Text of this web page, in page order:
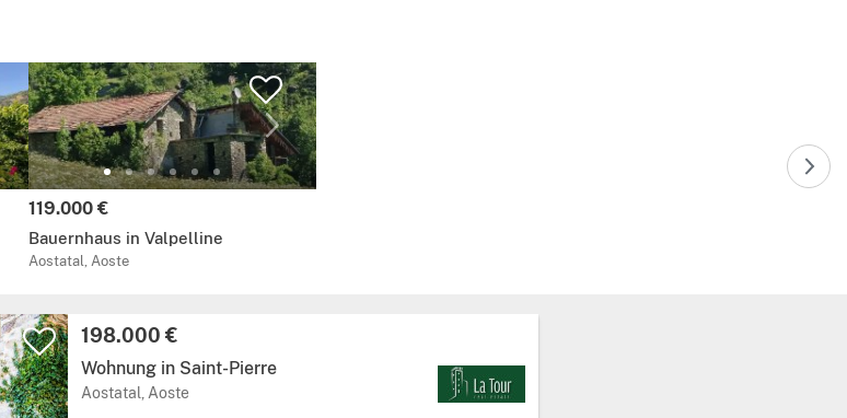
Preis:
119.000 €
Bauernhaus in Valpelline
Aostatal, Aoste
Preis:
198.000 €
Wohnung in Saint-Pierre
Aostatal, AosteRegion: Aostatal, provinz: Aoste.